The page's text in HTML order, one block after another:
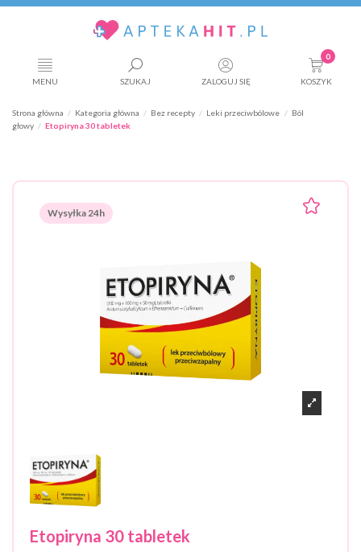
MENU SZUKAJ ZALOGUJ SIĘ
0
KOSZYK
Strona główna Kategoria główna Bez recepty Leki przeciwbólowe
Ból
głowy
Etopiryna 30 tabletek
Wysyłka 24h
Etopiryna 30 tabletek